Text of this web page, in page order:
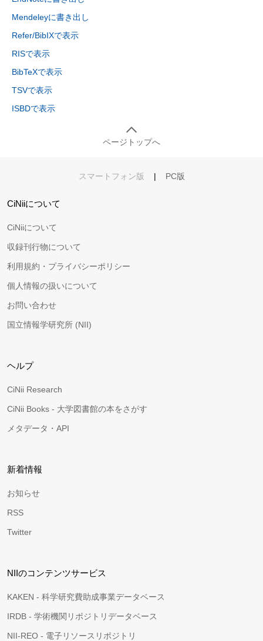
Mendeleyに書き出し
Refer/BibIXで表示
RISで表示
BibTeXで表示
TSVで表示
ISBDで表示
ページトップへ
スマートフォン版 | PC版
CiNiiについて
CiNiiについて
収録刊行物について
利用規約・プライバシーポリシー
個人情報の扱いについて
お問い合わせ
国立情報学研究所 (NII)
ヘルプ
CiNii Research
CiNii Books - 大学図書館の本をさがす
メタデータ・API
新着情報
お知らせ
RSS
Twitter
NIIのコンテンツサービス
KAKEN - 科学研究費助成事業データベース
IRDB - 学術機関リポジトリデータベース
NII-REO - 電子リソースリポジトリ